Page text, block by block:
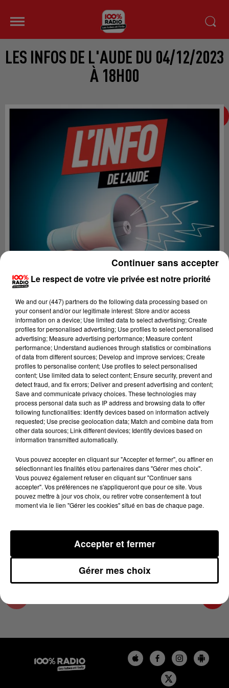
LES INFOS DE L'AUDE DU 04/12/2023
À 18H00
Lecture (4 min 20 sec)
100%
100% Radio les infos de l'Aude
4 décembre 2023 - 4 min 20 sec
LES INFOS DE L'AUDE DU 04/12/2023 À
18H00
Les infos de l'Aude
Le respect de votre vie privée est notre priorité
We and our (447) partnersdo the following data processing based on
your consent and/or our legitimate interest: Store and/or access
information on a device; Use limited data to select advertising; Create
profiles for personalised advertising; Use profiles to select personalised
advertising; Measure advertising performance; Measure content
performance; Understand audiences through statistics or combinations
of data from different sources; Develop and improve services; Create
profiles to personalise content; Use profiles to select personalised
content; Use limited data to select content; Ensure security, prevent and
detect fraud, and fix errors; Deliver and present advertising and content;
Save and communicate privacy choices. These technologies may
process personal data such as IP address and browsing data to offer
following functionalities: Identify devices based on information actively
requested; Use precise geolocation data; Match and combine data from
other data sources; Link different devices; Identify devices based on
information transmitted automatically.
Vous pouvez accepter en cliquant sur "Accepter et fermer", ou affiner en
sélectionnant les finalités et/ou partenaires dans "Gérer mes choix".
Vous pouvez également refuser en cliquant sur "Continuer sans
accepter". Vos préférences ne s'appliqueront que pour ce site. Vous
pouvez mettre à jour vos choix, ou retirer votre consentement à tout
moment via le lien "Gérer les cookies" situé en bas de chaque page.
Gérer mes choix
Accepter et fermer
Continuer sans accepter